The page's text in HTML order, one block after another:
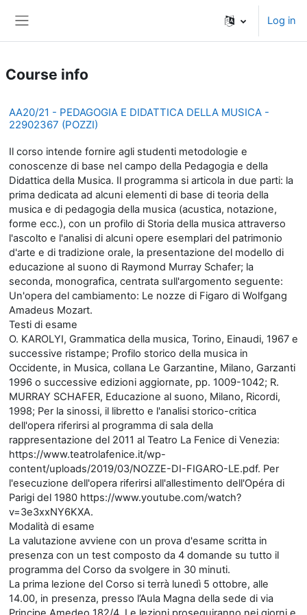
Log in
Course info
AA20/21 - PEDAGOGIA E DIDATTICA DELLA MUSICA -
22902367 (POZZI)
Il corso intende fornire agli studenti metodologie e
conoscenze di base nel campo della Pedagogia e della
Didattica della Musica. Il programma si articola in due parti: la
prima dedicata ad alcuni elementi di base di teoria della
musica e di pedagogia della musica (acustica, notazione,
forme ecc.), con un profilo di Storia della musica attraverso
l'ascolto e l'analisi di alcuni opere esemplari del patrimonio
d'arte e di tradizione orale, la presentazione del modello di
educazione al suono di Raymond Murray Schafer; la
seconda, monografica, centrata sull'argomento seguente:
Un'opera del cambiamento: Le nozze di Figaro di Wolfgang
Amadeus Mozart.
Testi di esame
O. KAROLYI, Grammatica della musica, Torino, Einaudi, 1967 e
successive ristampe; Profilo storico della musica in
Occidente, in Musica, collana Le Garzantine, Milano, Garzanti
1996 o successive edizioni aggiornate, pp. 1009-1042; R.
MURRAY SCHAFER, Educazione al suono, Milano, Ricordi,
1998; Per la sinossi, il libretto e l'analisi storico-critica
dell'opera riferirsi al programma di sala della
rappresentazione del 2011 al Teatro La Fenice di Venezia:
https://www.teatrolafenice.it/wp-
content/uploads/2019/03/NOZZE-DI-FIGARO-LE.pdf. Per
l'esecuzione dell'opera riferirsi all'allestimento dell'Opéra di
Parigi del 1980 https://www.youtube.com/watch?
v=3e3xxNY6KXA.
Modalità di esame
La valutazione avviene con un prova d'esame scritta in
presenza con un test composto da 4 domande su tutto il
programma del Corso da svolgere in 30 minuti.
La prima lezione del Corso si terrà lunedì 5 ottobre, alle
14.00, in presenza, presso l’Aula Magna della sede di via